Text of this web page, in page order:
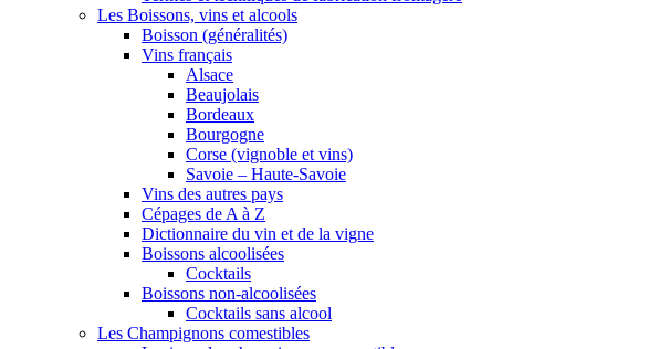
Les Boissons, vins et alcools
Boisson (généralités)
Vins français
Alsace
Beaujolais
Bordeaux
Bourgogne
Corse (vignoble et vins)
Savoie – Haute-Savoie
Vins des autres pays
Cépages de A à Z
Dictionnaire du vin et de la vigne
Boissons alcoolisées
Cocktails
Boissons non-alcoolisées
Cocktails sans alcool
Les Champignons comestibles